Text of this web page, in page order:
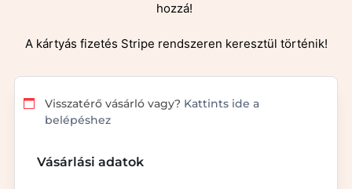
hozzá!
A kártyás fizetés Stripe rendszeren keresztül történik!
Visszatérő vásárló vagy? Kattints ide a
belépéshez
Vásárlási adatok